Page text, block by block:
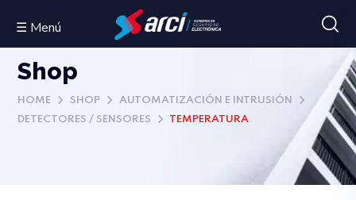
☰ Menú
Shop
HOME SHOP
AUTOMATIZACIÓN E INTRUSIÓN
DETECTORES / SENSORES
TEMPERATURA